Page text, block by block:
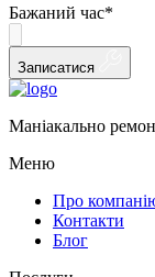
Бажаний час*
Записатися
Маніакально
Меню
Про
Контакти
Блог